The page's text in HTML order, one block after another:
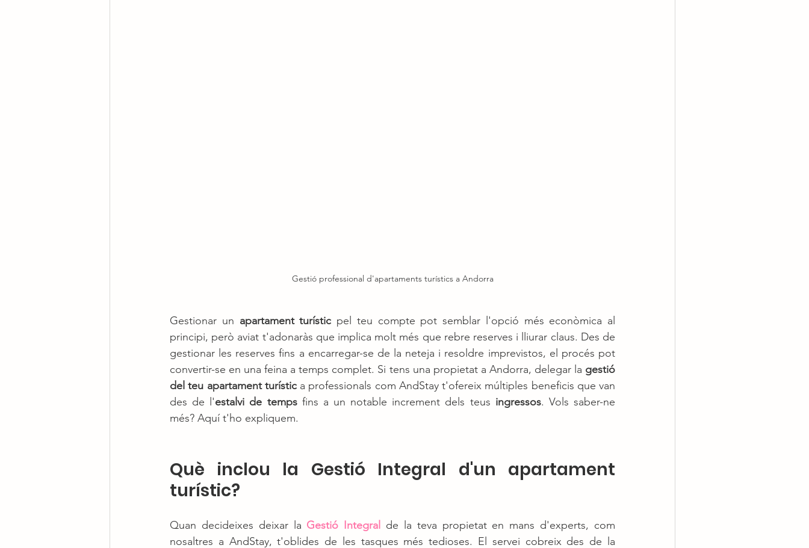
Gestió professional d'apartaments turístics a Andorra
Gestionar un apartament turístic pel teu compte pot semblar l'opció més econòmica al
principi, però aviat t'adonaràs que implica molt més que rebre reserves i lliurar claus. Des de
gestionar les reserves fins a encarregar-se de la neteja i resoldre imprevistos, el procés pot
convertir-se en una feina a temps complet. Si tens una propietat a Andorra, delegar la gestió
del teu apartament turístic a professionals com AndStay t'ofereix múltiples beneficis que van
des de l'estalvi de temps fins a un notable increment dels teus ingressos. Vols saber-ne
més? Aquí t'ho expliquem.
Què inclou la Gestió Integral d'un apartament
turístic?
Quan decideixes deixar la Gestió Integral
de la teva propietat en mans d'experts, com